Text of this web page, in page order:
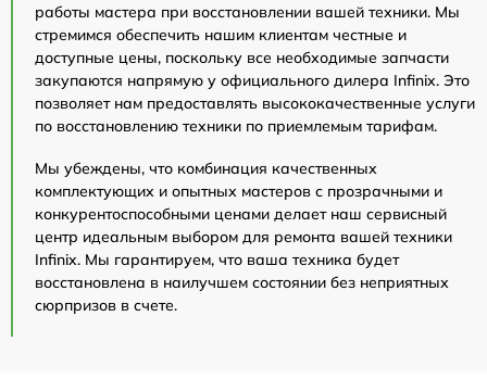
работы мастера при восстановлении вашей техники. Мы
стремимся обеспечить нашим клиентам честные и
доступные цены, поскольку все необходимые запчасти
закупаются напрямую у официального дилера Infinix. Это
позволяет нам предоставлять высококачественные услуги
по восстановлению техники по приемлемым тарифам.
Мы убеждены, что комбинация качественных
комплектующих и опытных мастеров с прозрачными и
конкурентоспособными ценами делает наш сервисный
центр идеальным выбором для ремонта вашей техники
Infinix. Мы гарантируем, что ваша техника будет
восстановлена в наилучшем состоянии без неприятных
сюрпризов в счете.